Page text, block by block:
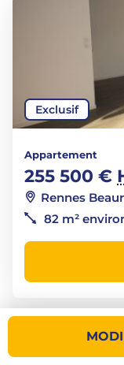
Exclusif
Appartement
255 500 €
Rennes
82 m²